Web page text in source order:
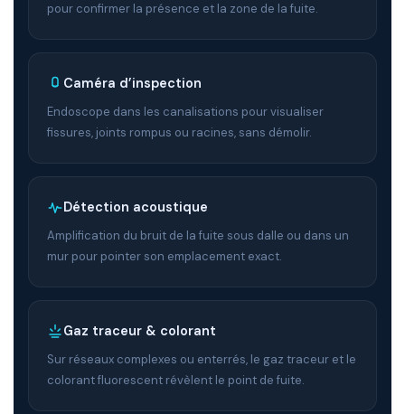
pour confirmer la présence et la zone de la fuite.
Caméra d’inspection
Endoscope dans les canalisations pour visualiser
fissures, joints rompus ou racines, sans démolir.
Détection acoustique
Amplification du bruit de la fuite sous dalle ou dans un
mur pour pointer son emplacement exact.
Gaz traceur & colorant
Sur réseaux complexes ou enterrés, le gaz traceur et le
colorant fluorescent révèlent le point de fuite.